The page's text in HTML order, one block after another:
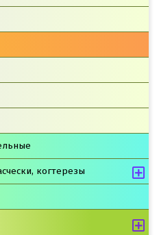
когтерезы